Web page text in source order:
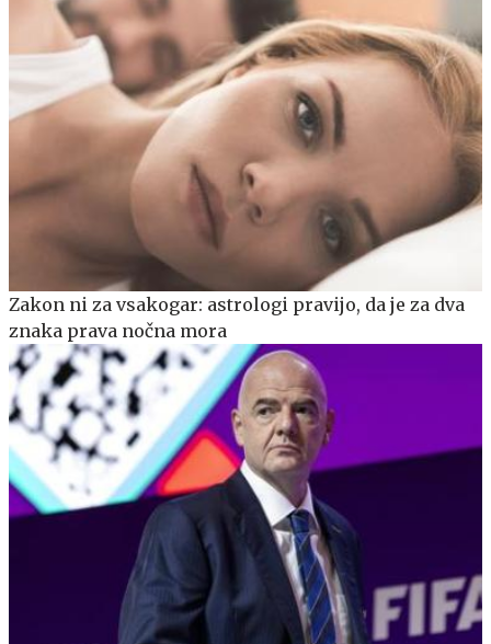
Zakon ni za vsakogar: astrologi pravijo, da je za dva
znaka prava nočna mora